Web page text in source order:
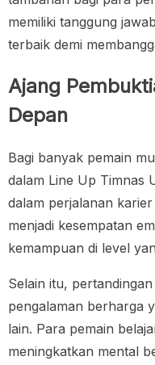
memiliki tanggung
terbaik demi
Ajang
Depan
Bagi banyak pemain
dalam Line Up Timnas
dalam perjalanan
menjadi kesempatan
kemampuan di level
Selain itu,
pengalaman berharga
lain. Para pemain
meningkatkan mental